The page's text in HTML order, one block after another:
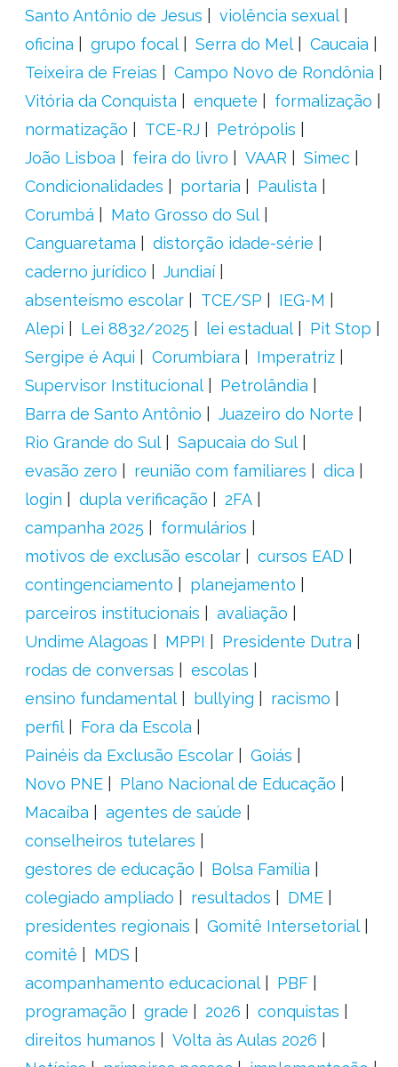
Santo Antônio de Jesus
violência sexual
oficina
grupo focal Serra do Mel
Caucaia
Teixeira de Freias
Campo Novo de Rondônia
Vitória da Conquista
enquete
formalização
normatização
TCE-RJ
Petrópolis
João Lisboa
feira do livro VAAR
Simec
Condicionalidades
portaria
Paulista
Corumbá
Mato Grosso do Sul
Canguaretama
distorção idade-série
caderno jurídico
Jundiaí
absenteísmo escolar
TCE/SP
IEG-M
Alepi
Lei 8832/2025 lei estadual
Pit Stop
Sergipe é Aqui
Corumbiara
Imperatriz
Supervisor Institucional
Petrolândia
Barra de Santo Antônio
Juazeiro do Norte
Rio Grande do Sul
Sapucaia do Sul
evasão zero
reunião com familiares
dica
login
dupla verificação
2FA
campanha 2025
formulários
motivos de exclusão escolar
cursos EAD
contingenciamento
planejamento
parceiros institucionais
avaliação
Undime Alagoas
MPPI
Presidente Dutra
rodas de conversas
escolas
ensino fundamental
bullying
racismo
perfil
Fora da Escola
Painéis da Exclusão Escolar
Goiás
Novo PNE
Plano Nacional de Educação
Macaíba
agentes de saúde
conselheiros tutelares
gestores de educação
Bolsa Família
colegiado ampliado
resultados
DME
presidentes regionais
Gomitê Intersetorial
comitê
MDS
acompanhamento educacional
PBF
programação
grade 2026
conquistas
direitos humanos
Volta às Aulas 2026